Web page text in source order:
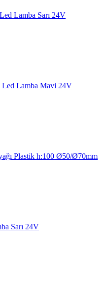
Lamba Sarı 24V
Lamba Mavi 24V
Plastik h:100 Ø50/Ø70mm
Sarı 24V